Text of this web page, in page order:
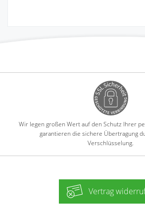
Wir legen großen Wert auf den Schutz Ihrer
garantieren die sichere Übertragung
Verschlüsselung.
Vertrag